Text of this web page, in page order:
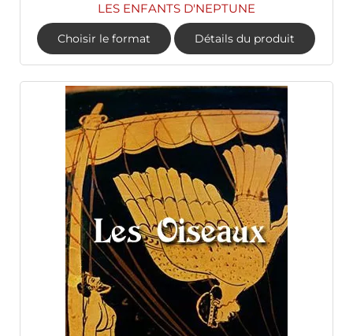
LES ENFANTS D'NEPTUNE
Choisir le format Détails du produit